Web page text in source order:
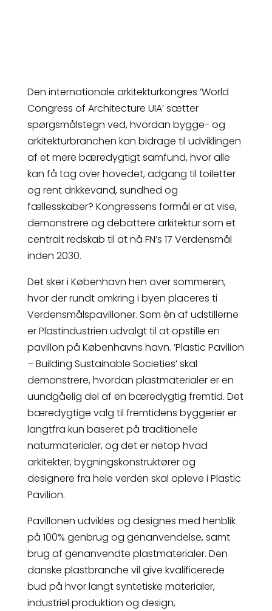
Den internationale arkitekturkongres ’World
Congress of Architecture UIA’ sætter
spørgsmålstegn ved, hvordan bygge- og
arkitekturbranchen kan bidrage til udviklingen
af et mere bæredygtigt samfund, hvor alle
kan få tag over hovedet, adgang til toiletter
og rent drikkevand, sundhed og
fællesskaber? Kongressens formål er at vise,
demonstrere og debattere arkitektur som et
centralt redskab til at nå FN’s 17 Verdensmål
inden 2030.
Det sker i København hen over sommeren,
hvor der rundt omkring i byen placeres ti
Verdensmålspavilloner. Som én af udstillerne
er Plastindustrien udvalgt til at opstille en
pavillon på Københavns havn. ’Plastic Pavilion
– Building Sustainable Societies’ skal
demonstrere, hvordan plastmaterialer er en
uundgåelig del af en bæredygtig fremtid. Det
bæredygtige valg til fremtidens byggerier er
langtfra kun baseret på traditionelle
naturmaterialer, og det er netop hvad
arkitekter, bygningskonstruktører og
designere fra hele verden skal opleve i Plastic
Pavilion.
Pavillonen udvikles og designes med henblik
på 100% genbrug og genanvendelse, samt
brug af genanvendte plastmaterialer. Den
danske plastbranche vil give kvalificerede
bud på hvor langt syntetiske materialer,
industriel produktion og design,